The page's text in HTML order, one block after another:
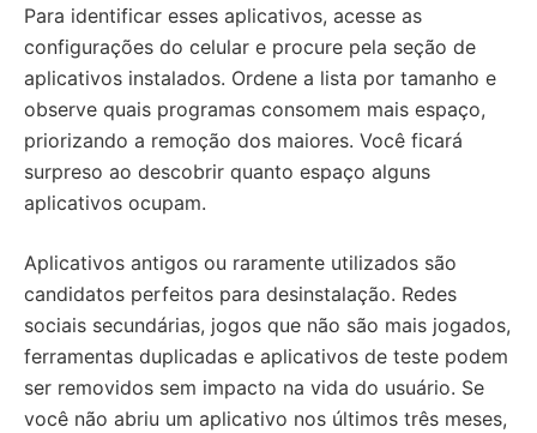
Para identificar esses aplicativos, acesse as
configurações do celular e procure pela seção de
aplicativos instalados. Ordene a lista por tamanho e
observe quais programas consomem mais espaço,
priorizando a remoção dos maiores. Você ficará
surpreso ao descobrir quanto espaço alguns
aplicativos ocupam.
Aplicativos antigos ou raramente utilizados são
candidatos perfeitos para desinstalação. Redes
sociais secundárias, jogos que não são mais jogados,
ferramentas duplicadas e aplicativos de teste podem
ser removidos sem impacto na vida do usuário. Se
você não abriu um aplicativo nos últimos três meses,